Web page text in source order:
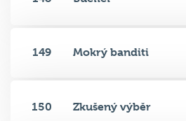
149 Mokrý banditi
150 Zkušený výběr